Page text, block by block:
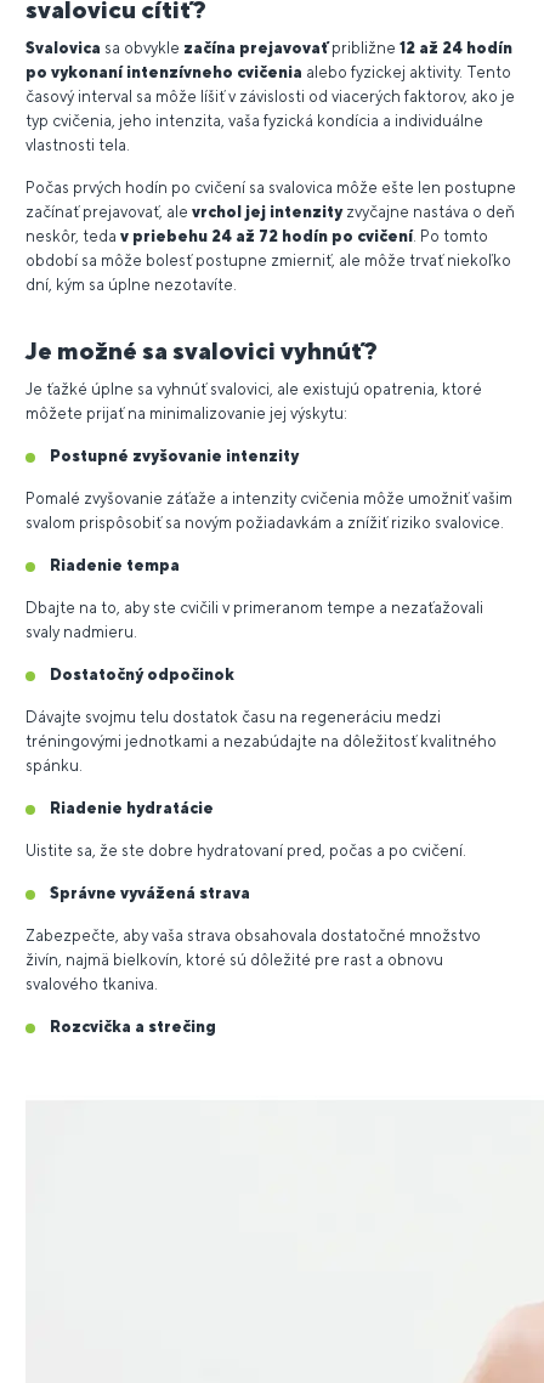
svalovicu cítiť?
Svalovica sa obvykle začína prejavovaťpribližne 12 až 24 hodín
po vykonaní intenzívneho cvičenia alebo fyzickej aktivity. Tento
časový interval sa môže líšiť v závislosti od viacerých faktorov, ako je
typ cvičenia, jeho intenzita, vaša fyzická kondícia a individuálne
vlastnosti tela.
Počas prvých hodín po cvičení sa svalovica môže ešte len postupne
začínať prejavovať, ale vrchol jej intenzityzvyčajne nastáva o deň
neskôr, teda v priebehu 24 až 72 hodín po cvičení. Po tomto
období sa môže bolesť postupne zmierniť, ale môže trvať niekoľko
dní, kým sa úplne nezotavíte.
Je možné sa svalovici vyhnúť?
Je ťažké úplne sa vyhnúť svalovici, ale existujú opatrenia, ktoré
môžete prijať na minimalizovanie jej výskytu:
Postupné zvyšovanie intenzity
Pomalé zvyšovanie záťaže a intenzity cvičenia môže umožniť vašim
svalom prispôsobiť sa novým požiadavkám a znížiť riziko svalovice.
Riadenie tempa
Dbajte na to, aby ste cvičili v primeranom tempe a nezaťažovali
svaly nadmieru.
Dostatočný odpočinok
Dávajte svojmu telu dostatok času na regeneráciu medzi
tréningovými jednotkami a nezabúdajte na dôležitosť kvalitného
spánku.
Riadenie hydratácie
Uistite sa, že ste dobre hydratovaní pred, počas a po cvičení.
Správne vyvážená strava
Zabezpečte, aby vaša strava obsahovala dostatočné množstvo
živín, najmä bielkovín, ktoré sú dôležité pre rast a obnovu
svalového tkaniva.
Rozcvička a strečing